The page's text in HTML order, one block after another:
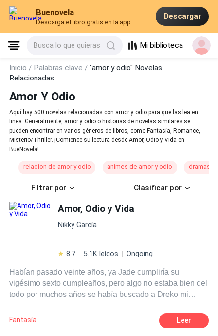
Buenovela
Descarga el libro gratis en la app
Descargar
Busca lo que quieras Mi biblioteca
Inicio / Palabras clave /"amor y odio" Novelas
Relacionadas
Amor Y Odio
Aquí hay 500 novelas relacionadas con amor y odio para que las lea en
línea. Generalmente, amor y odio o historias de novelas similares se
pueden encontrar en varios géneros de libros, como Fantasía, Romance,
Misterio/Thriller. ¡Comience su lectura desde Amor, Odio y Vida en
BueNovela!
relacion de amor y odio animes de amor y odio dramas
Filtrar por Clasificar por
Amor, Odio y Vida
Nikky García
8.7 5.1K leídos Ongoing
Habían pasado veinte años, ya Jade cumpliría su
vigésimo sexto cumpleaños, pero algo no estaba bien del
todo por muchos años se había buscado a Dreko mi
paradero era incierto y muchas dudas rodeaban nuestra
mentes estará muerto o aún seguirá con vida. Habían
Fantasía Leer